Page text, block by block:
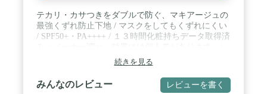
テカリ・カサつきをダブルで防ぐ、マキアージュの
最強くずれ防止下地 / マスクをしてもくずれにくい
/ SPF50+・PA++++ / １３時間化粧持ちデータ取得済
続きを見る
みんなのレビュー レビューを書く